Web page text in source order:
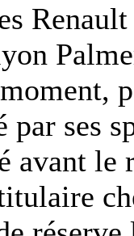
par ses
avant le